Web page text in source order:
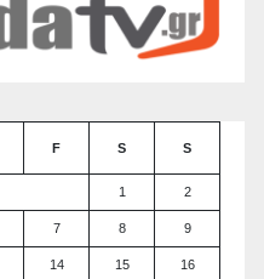
F S S
1 2
7 8 9
14 15 16